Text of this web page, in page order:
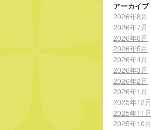
アーカイブ
2026年8月
2026年7月
2026年6月
2026年5月
2026年4月
2026年3月
2026年2月
2026年1月
2025年12月
2025年11月
2025年10月